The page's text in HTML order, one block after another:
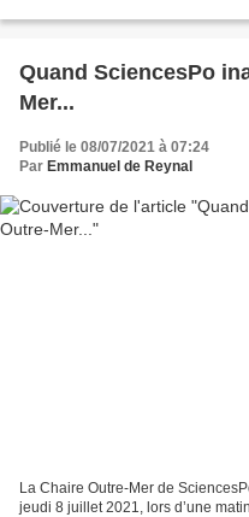
Quand SciencesPo
Mer...
Publié le 08/07/2021 à 07:24
Par Emmanuel de Reynal
La Chaire Outre-Mer de
jeudi 8 juillet 2021, lors d’une